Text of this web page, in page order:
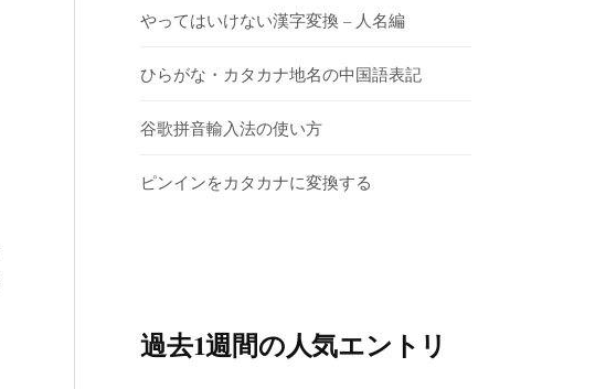
やってはいけない漢字変換 – 人名編
ひらがな・カタカナ地名の中国語表記
谷歌拼音輸入法の使い方
ピンインをカタカナに変換する
過去1週間の人気エントリ